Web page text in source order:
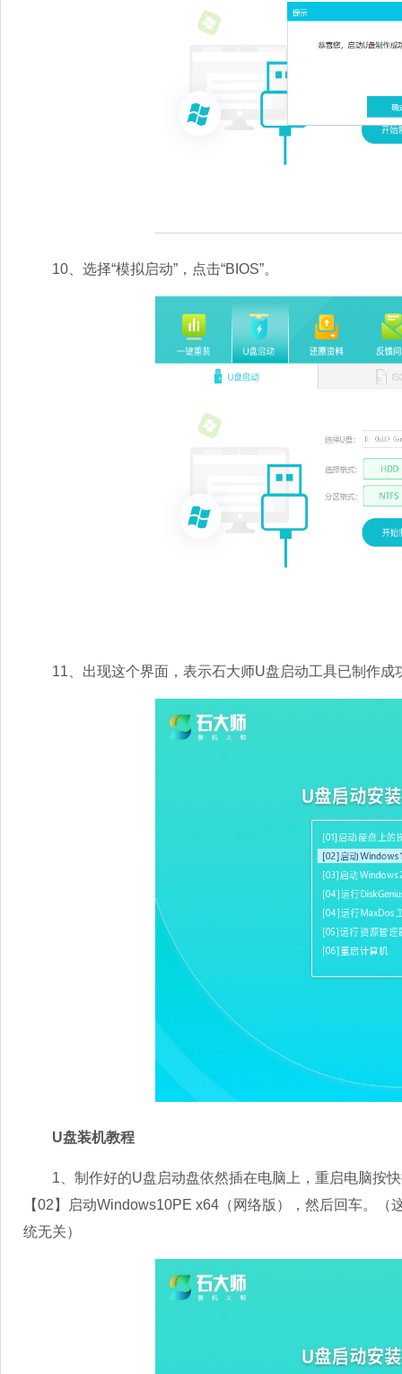
10、选择“模拟启动”，点击“BIOS”。
11、出现这个界面，表示石大师U盘启动工具已制作成
U盘装机教程
1、制作好的U盘启动盘依然插在电脑上，重启电脑按快
【02】启动Windows10PE x64（网络版），然后回车。
统无关）